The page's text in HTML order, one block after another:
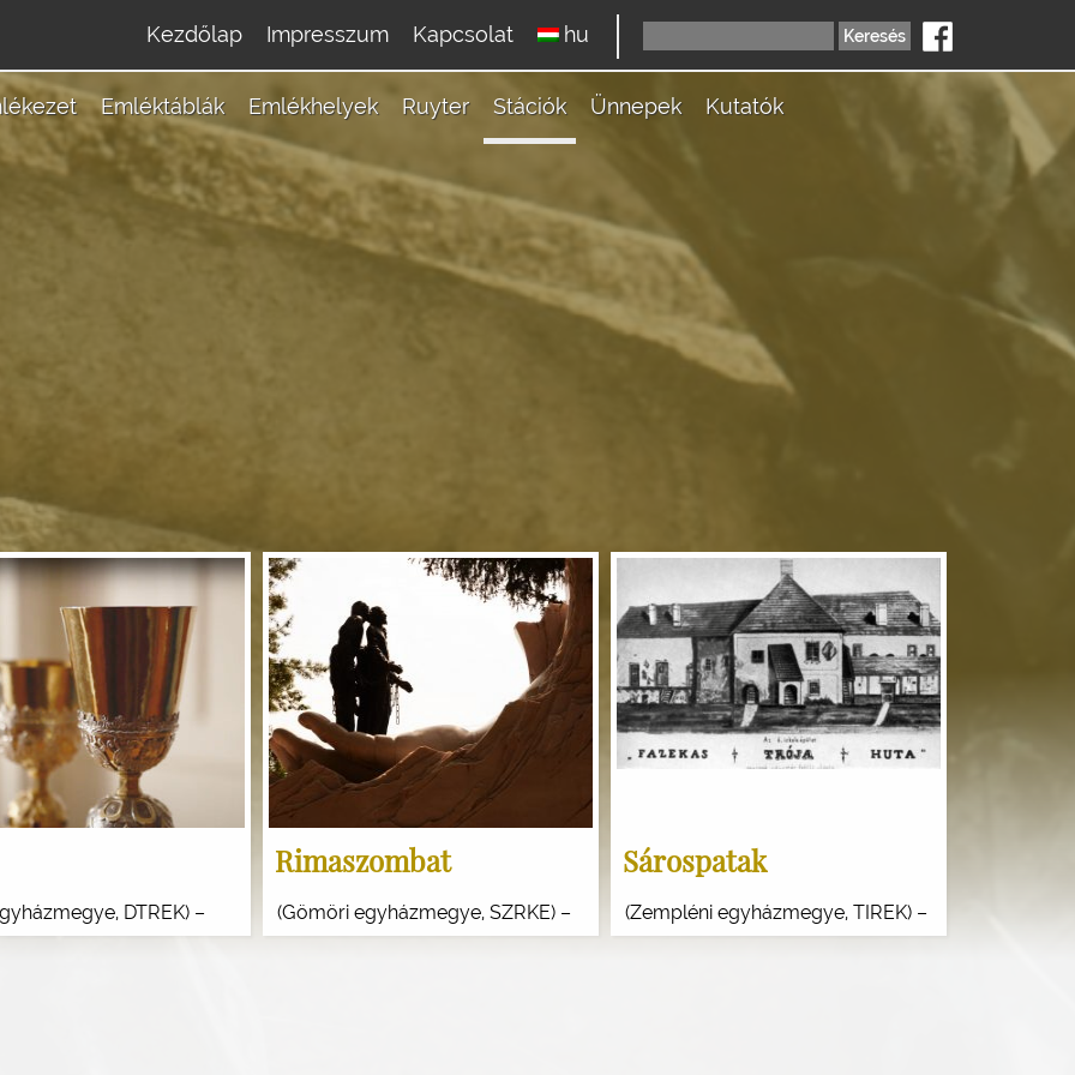
Kezdőlap Impresszum Kapcsolat hu
Emléktáblák Emlékhelyek Ruyter Stációk Ünnepek Kutatók
DTREK) –
Rimaszombat
(Gömöri egyházmegye, SZRKE) –
Sárospatak
(Zempléni egyházmegye, TIREK) –